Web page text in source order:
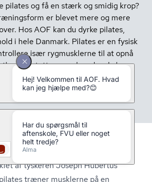
pilates og få en stærk og smidig krop?
er blevet mere og mere
Hos AOF kan du dyrke pilates,
i hele Danmark. Pilates er en fysisk
især rygmusklerne til at opnå
og støtte rygraden, der skaber
kropsholdning.
af tyskeren Joseph Hubertus
træner musklerne på en